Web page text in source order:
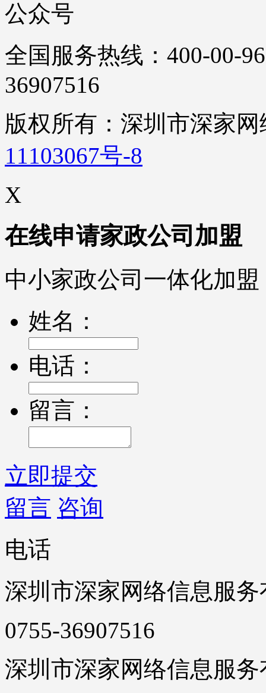
公众号
全国服务热线：400-00-
36907516
版权所有：深圳市深家
11103067号-8
X
在线申请家政公司加盟
中小家政公司一体化加
姓名：
电话：
留言：
立即提交
留言 咨询
电话
深圳市深家网络信息服
0755-36907516
深圳市深家网络信息服